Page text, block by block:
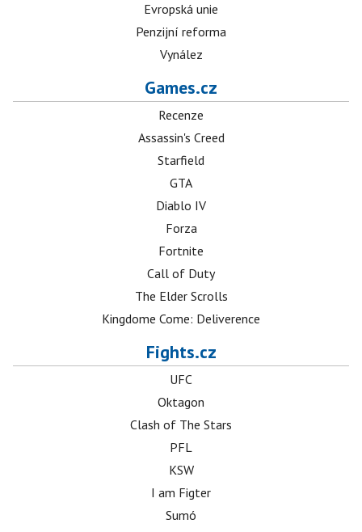
Evropská unie
Penzijní reforma
Vynález
Games.cz
Recenze
Assassin's Creed
Starfield
GTA
Diablo IV
Forza
Fortnite
Call of Duty
The Elder Scrolls
Kingdome Come: Deliverence
Fights.cz
UFC
Oktagon
Clash of The Stars
PFL
KSW
I am Figter
Sumó